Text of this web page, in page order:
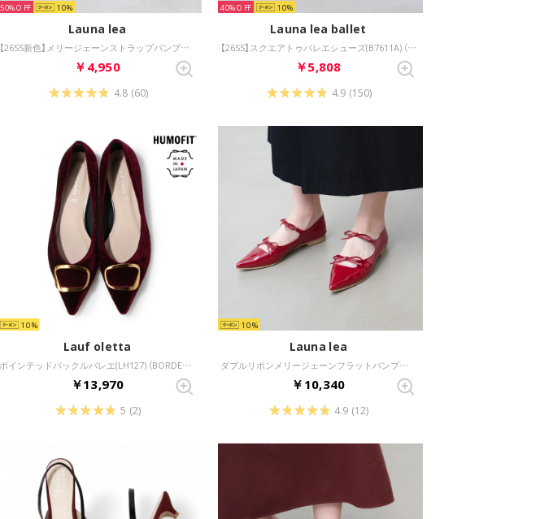
50% 10
Launa lea
【26SS新色】メリージェーンストラップパンプス(0482C) （レッドZ/C）
￥4,950
4.8 (60)
40% 10
Launa lea ballet
【26SS】スクエアトゥバレエシューズ(B7611A) （レッドZ/C）
￥5,808
4.9 (150)
10
Lauf oletta
ポインテッドバックルバレエ(LH127) （BORDEAUX-Z）
￥13,970
5 (2)
10
Launa lea
ダブルリボンメリージェーンフラットパンプス (0589) （レッドE）
￥10,340
4.9 (12)